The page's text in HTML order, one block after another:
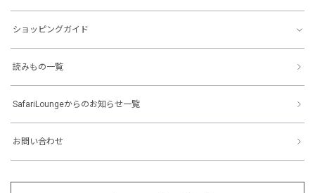
ショッピングガイド
読みもの一覧
SafariLoungeからのお知らせ一覧
お問い合わせ